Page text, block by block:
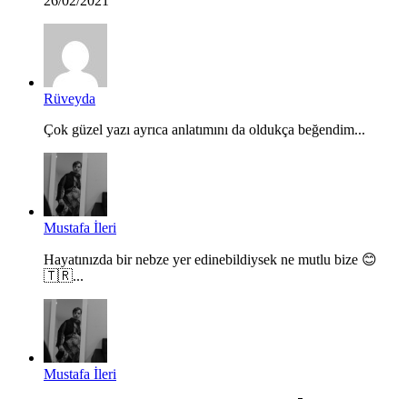
Rüveyda
Çok güzel yazı ayrıca anlatımını da oldukça beğendim...
Mustafa İleri
Hayatınızda bir nebze yer edinebildiysek ne mutlu bize 😊
🇹🇷...
Mustafa İleri